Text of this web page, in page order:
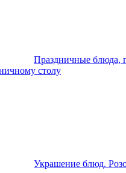
Праздничные блюда,
столу
Украшение блюд.